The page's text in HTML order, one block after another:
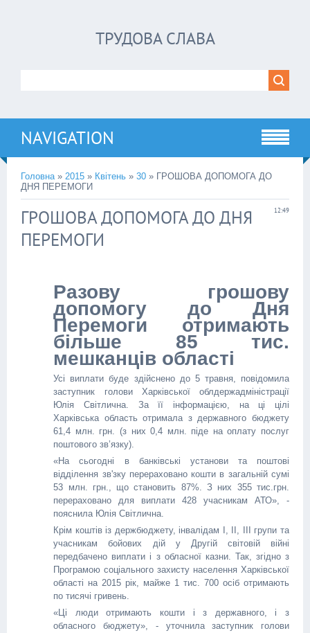
ТРУДОВА СЛАВА
NAVIGATION
Головна» 2015 » Квітень » 30 » ГРОШОВА ДОПОМОГА ДО
ДНЯ ПЕРЕМОГИ
12:49
ГРОШОВА ДОПОМОГА ДО ДНЯ
ПЕРЕМОГИ
Разову грошову
допомогу до Дня
Перемоги отримають
більше 85 тис.
мешканців області
Усі виплати буде здійснено до 5 травня, повідомила
заступник голови Харківської облдержадміністрації
Юлія Світлична. За її інформацією, на ці цілі
Харківська область отримала з державного бюджету
61,4 млн. грн. (з них 0,4 млн. піде на оплату послуг
поштового зв’язку).
«На сьогодні в банківські установи та поштові
відділення зв'зку перераховано кошти в загальній сумі
53 млн. грн., що становить 87%. З них 355 тис.грн.
перераховано для виплати 428 учасникам АТО», -
пояснила Юлія Світлична.
Крім коштів із держбюджету, інвалідам I, II, III групи та
учасникам бойових дій у Другій світовій війні
передбачено виплати і з обласної казни. Так, згідно з
Програмою соціального захисту населення Харківської
області на 2015 рік, майже 1 тис. 700 осіб отримають
по тисячі гривень.
«Ці люди отримають кошти і з державного, і з
обласного бюджету», - уточнила заступник голови